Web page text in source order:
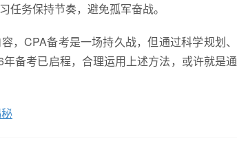
务保持节奏，避免孤军奋战。
，CPA备考是一场持久战，但通过科学规划、
备考已启程，合理运用上述方法，或许就是通